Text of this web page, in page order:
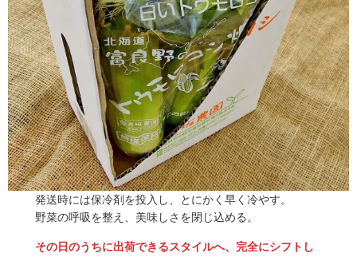
発送時には保冷剤を投入し、とにかく早く冷やす。
野菜の呼吸を整え、美味しさを閉じ込める。
その日のうちに出荷できるスタイルへ、完全にシフトし